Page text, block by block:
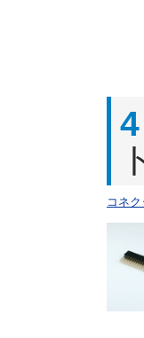
4
コネ